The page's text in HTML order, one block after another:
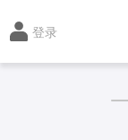
登录